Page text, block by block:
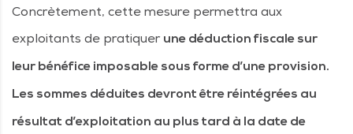
Concrètement, cette mesure permettra aux
exploitants de pratiquer une déduction fiscale sur
leur bénéfice imposable sous forme d’une provision.
Les sommes déduites devront être réintégrées au
résultat d’exploitation au plus tard à la date de